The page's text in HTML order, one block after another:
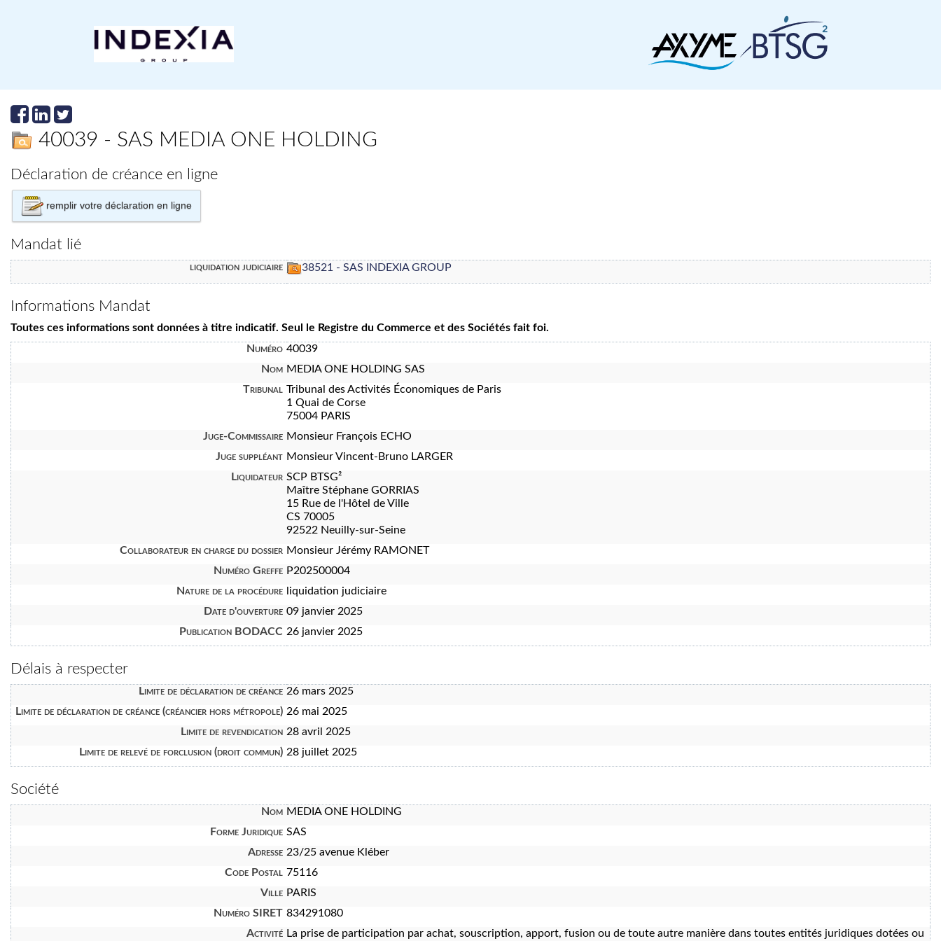
40039 - SAS MEDIA ONE HOLDING
Déclaration de créance en ligne
remplir votre déclaration en ligne
Mandat lié
liquidation judiciaire 38521 - SAS INDEXIA GROUP
Informations Mandat
Toutes ces informations sont données à titre indicatif. Seul le Registre du Commerce et des Sociétés fait foi.
Numéro 40039
Nom MEDIA ONE HOLDING SAS
Tribunal Tribunal des Activités Économiques de Paris
1 Quai de Corse
75004 PARIS
Juge-Commissaire Monsieur François ECHO
Juge suppléant Monsieur Vincent-Bruno LARGER
Liquidateur SCP BTSG²
Maître Stéphane GORRIAS
15 Rue de l'Hôtel de Ville
CS 70005
92522 Neuilly-sur-Seine
Collaborateur en charge du dossier Monsieur Jérémy RAMONET
Numéro Greffe P202500004
Nature de la procédure
liquidation judiciaire
Date d'ouverture 09 janvier 2025
Publication BODACC 26 janvier 2025
Délais à respecter
Limite de déclaration de créance 26 mars 2025
Limite de déclaration de créance (créancier hors métropole) 26 mai 2025
Limite de revendication 28 avril 2025
Limite de relevé de forclusion (droit commun) 28 juillet 2025
Société
Nom MEDIA ONE HOLDING
Forme Juridique SAS
Adresse 23/25 avenue Kléber
Code Postal 75116
Ville PARIS
Numéro SIRET 834291080
Activité La prise de participation par achat, souscription, apport, fusion ou de toute autre manière dans toutes entités juridiques dotées ou